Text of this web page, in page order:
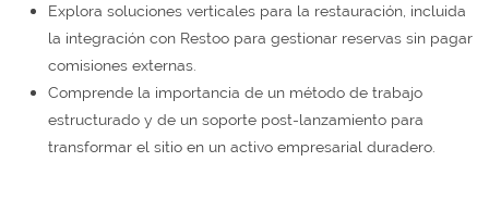
Explora soluciones verticales para la restauración, incluida
la integración con Restoo para gestionar reservas sin pagar
comisiones externas.
Comprende la importancia de un método de trabajo
estructurado y de un soporte post-lanzamiento para
transformar el sitio en un activo empresarial duradero.